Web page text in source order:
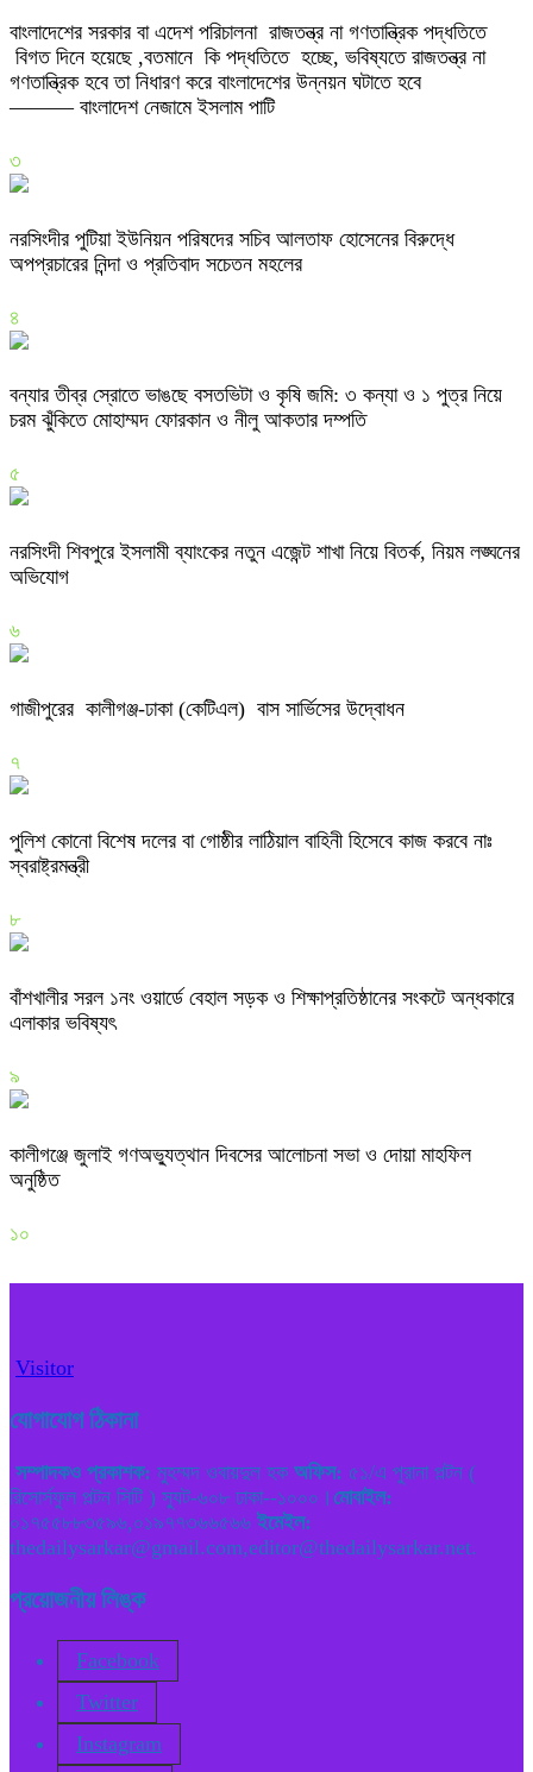
বাংলাদেশের সরকার বা এদেশ পরিচালনা রাজতন্ত্র না গণতান্ত্রিক পদ্ধতিতে
বিগত দিনে হয়েছে ,বতমানে কি পদ্ধতিতে হচ্ছে, ভবিষ্যতে রাজতন্ত্র না
গণতান্ত্রিক হবে তা নিধারণ করে বাংলাদেশের উন্নয়ন ঘটাতে হবে
——— বাংলাদেশ নেজামে ইসলাম পাটি
৩
নরসিংদীর পুটিয়া ইউনিয়ন পরিষদের সচিব আলতাফ হোসেনের বিরুদ্ধে
অপপ্রচারের নিন্দা ও প্রতিবাদ সচেতন মহলের
৪
বন্যার তীব্র স্রোতে ভাঙছে বসতভিটা ও কৃষি জমি: ৩ কন্যা ও ১ পুত্র নিয়ে
চরম ঝুঁকিতে মোহাম্মদ ফোরকান ও নীলু আকতার দম্পতি
৫
নরসিংদী শিবপুরে ইসলামী ব্যাংকের নতুন এজেন্ট শাখা নিয়ে বিতর্ক, নিয়ম লঙ্ঘনের
অভিযোগ
৬
গাজীপুরের কালীগঞ্জ-ঢাকা (কেটিএল) বাস সার্ভিসের উদ্বোধন
৭
পুলিশ কোনো বিশেষ দলের বা গোষ্ঠীর লাঠিয়াল বাহিনী হিসেবে কাজ করবে নাঃ
স্বরাষ্ট্রমন্ত্রী
৮
বাঁশখালীর সরল ১নং ওয়ার্ডে বেহাল সড়ক ও শিক্ষাপ্রতিষ্ঠানের সংকটে অন্ধকারে
এলাকার ভবিষ্যৎ
৯
কালীগঞ্জে জুলাই গণঅভ্যুত্থান দিবসের আলোচনা সভা ও দোয়া মাহফিল
অনুষ্ঠিত
১০
Visitor
যোগাযোগ ঠিকানা
সম্পাদকও প্রকাশক: মুহম্মদ ওবায়দুল হক অফিস: ৫১/এ পুরানা পল্টন (
রিসোর্সফুল পল্টন সিটি ) স্যুট-৬০৮ ঢাকা--১০০০। মোবাইল:
০১৭৫৫৮৮৩৫৯৬,০১৯৭৭৩৬৬৫৬৬ ইমেইল:
thedailysarkar@gmail.com,editor@thedailysarkar.net.
প্রয়োজনীয় লিঙ্ক
Facebook
Twitter
Instagram